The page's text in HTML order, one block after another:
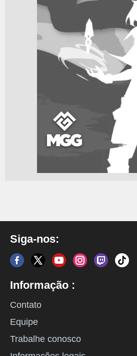
Siga-nos:
Informação :
Contato
Equipe
Trabalhe conosco